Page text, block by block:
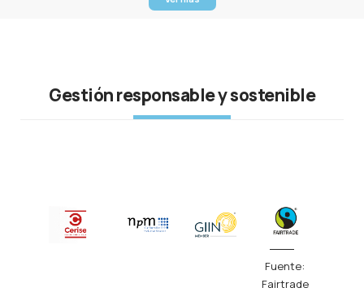
Gestión responsable y sostenible
Fuente:
Fairtrade